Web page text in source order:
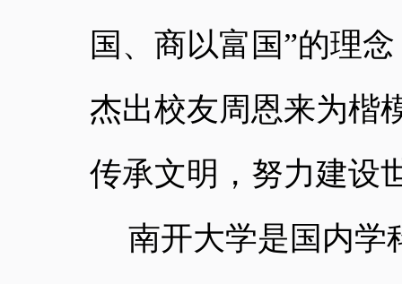
国、商以富国”的理
杰出校友周恩来为楷
传承文明，努力建设
南开大学是国内学